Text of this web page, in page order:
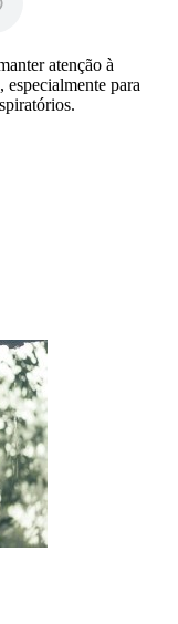
atenção à
especialmente para